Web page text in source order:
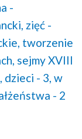
-
zięć -
tworzenie
sejmy XVIII
dzieci - 3, w
- 2